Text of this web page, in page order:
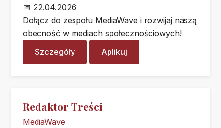
📅 22.04.2026
Dołącz do zespołu MediaWave i rozwijaj naszą
obecność w mediach społecznościowych!
Szczegóły
Aplikuj
Redaktor Treści
MediaWave